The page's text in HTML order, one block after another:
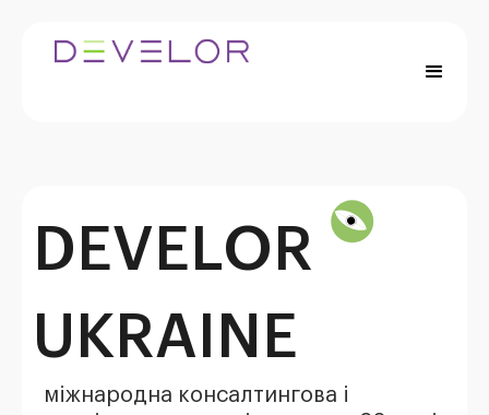
DEVELOR
UKRAINE
міжнародна консалтингова і